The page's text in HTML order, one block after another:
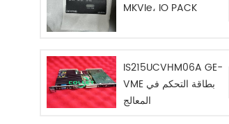
MKVIe، IO PACK
IS215UCVHM06A GE-
VME بطاقة التحكم في
المعالج